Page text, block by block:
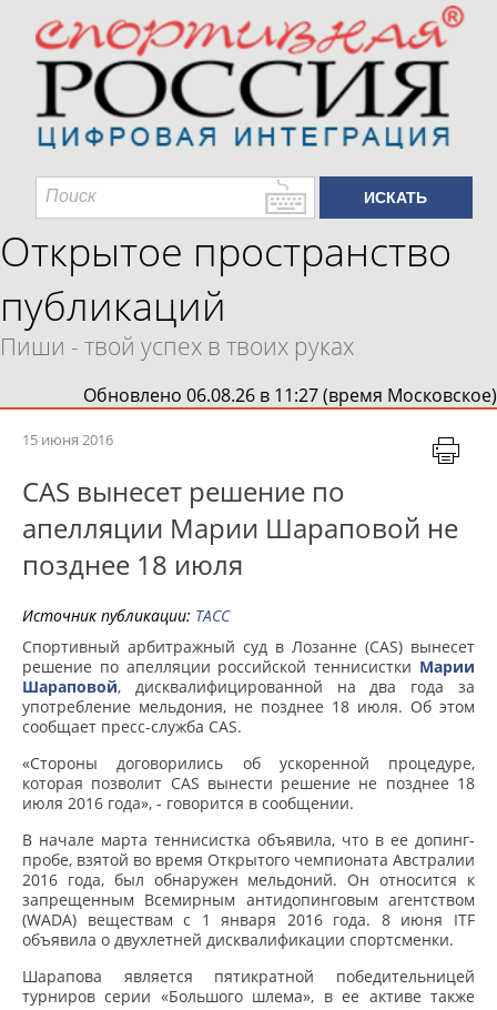
Открытое пространство
публикаций
Пиши - твой успех в твоих руках
Обновлено 06.08.26 в 11:27 (время Московское)
15 июня 2016
CAS вынесет решение по
апелляции Марии Шараповой не
позднее 18 июля
Источник публикации: ТАСС
Спортивный арбитражный суд в Лозанне (CAS) вынесет
решение по апелляции российской теннисистки Марии
Шараповой, дисквалифицированной на два года за
употребление мельдония, не позднее 18 июля. Об этом
сообщает пресс-служба CAS.
«Стороны договорились об ускоренной процедуре,
которая позволит CAS вынести решение не позднее 18
июля 2016 года», - говорится в сообщении.
В начале марта теннисистка объявила, что в ее допинг-
пробе, взятой во время Открытого чемпионата Австралии
2016 года, был обнаружен мельдоний. Он относится к
запрещенным Всемирным антидопинговым агентством
(WADA) веществам с 1 января 2016 года. 8 июня ITF
объявила о двухлетней дисквалификации спортсменки.
Шарапова является пятикратной победительницей
турниров серии «Большого шлема», в ее активе также